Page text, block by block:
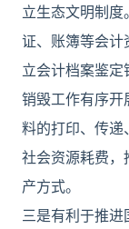
立生态文明制
证、账簿等会计
立会计档案鉴
销毁工作有序开
料的打印、传递
社会资源耗费，
产方式。
三是有利于推